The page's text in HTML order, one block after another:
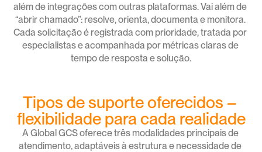
além de integrações com outras plataformas. Vai além de
“abrir chamado”: resolve, orienta, documenta e monitora.
Cada solicitação é registrada com prioridade, tratada por
especialistas e acompanhada por métricas claras de
tempo de resposta e solução.
Tipos de suporte oferecidos –
flexibilidade para cada realidade
A Global GCS oferece três modalidades principais de
atendimento, adaptáveis à estrutura e necessidade de